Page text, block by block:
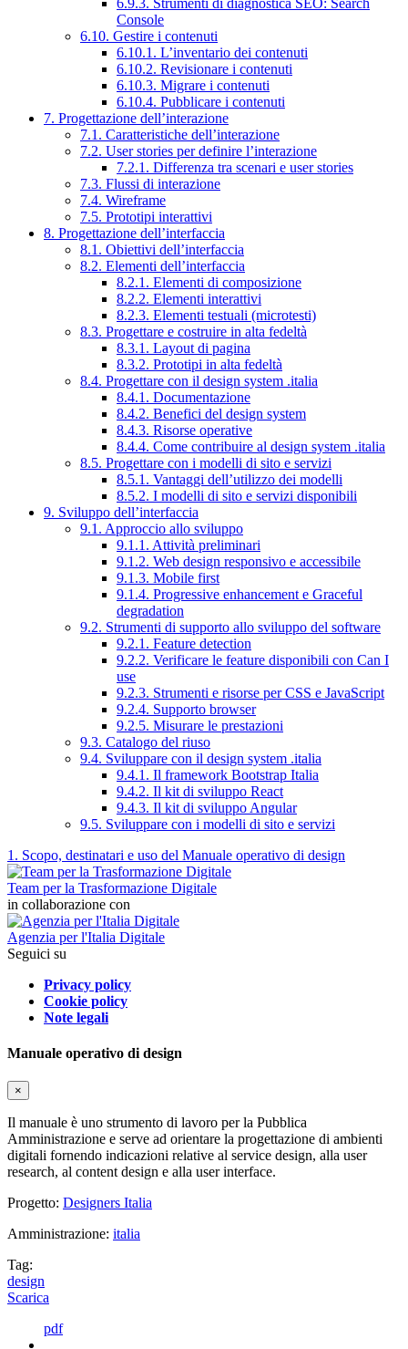
Console
6.10. Gestire i contenuti
6.10.1. L’inventario dei contenuti
6.10.2. Revisionare i contenuti
6.10.3. Migrare i contenuti
6.10.4. Pubblicare i contenuti
7. Progettazione dell’interazione
7.1. Caratteristiche dell’interazione
7.2. User stories per definire l’interazione
7.2.1. Differenza tra scenari e user stories
7.3. Flussi di interazione
7.4. Wireframe
7.5. Prototipi interattivi
8. Progettazione dell’interfaccia
8.1. Obiettivi dell’interfaccia
8.2. Elementi dell’interfaccia
8.2.1. Elementi di composizione
8.2.2. Elementi interattivi
8.2.3. Elementi testuali (microtesti)
8.3. Progettare e costruire in alta fedeltà
8.3.1. Layout di pagina
8.3.2. Prototipi in alta fedeltà
8.4. Progettare con il design system .italia
8.4.1. Documentazione
8.4.2. Benefici del design system
8.4.3. Risorse operative
8.4.4. Come contribuire al design system .italia
8.5. Progettare con i modelli di sito e servizi
8.5.1. Vantaggi dell’utilizzo dei modelli
8.5.2. I modelli di sito e servizi disponibili
9. Sviluppo dell’interfaccia
9.1. Approccio allo sviluppo
9.1.1. Attività preliminari
9.1.2. Web design responsivo e accessibile
9.1.3. Mobile first
9.1.4. Progressive enhancement e Graceful
degradation
9.2. Strumenti di supporto allo sviluppo del software
9.2.1. Feature detection
9.2.2. Verificare le feature disponibili con Can I
use
9.2.3. Strumenti e risorse per CSS e JavaScript
9.2.4. Supporto browser
9.2.5. Misurare le prestazioni
9.3. Catalogo del riuso
9.4. Sviluppare con il design system .italia
9.4.1. Il framework Bootstrap Italia
9.4.2. Il kit di sviluppo React
9.4.3. Il kit di sviluppo Angular
9.5. Sviluppare con i modelli di sito e servizi
1. Scopo, destinatari e uso del Manuale operativo di design
Team per la Trasformazione Digitale
in collaborazione con
Agenzia per l'Italia Digitale
Seguici su
Privacy policy
Cookie policy
Note legali
Manuale operativo di design
×
Il manuale è uno strumento di lavoro per la Pubblica
Amministrazione e serve ad orientare la progettazione di ambienti
digitali fornendo indicazioni relative al service design, alla user
research, al content design e alla user interface.
Progetto: Designers Italia
Amministrazione: italia
Tag:
design
Scarica
pdf